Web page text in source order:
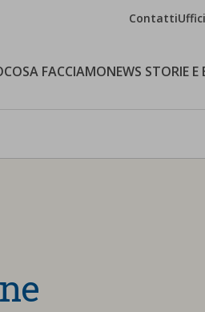
COSA FACCIAMONEWS STORIE E
Contatti